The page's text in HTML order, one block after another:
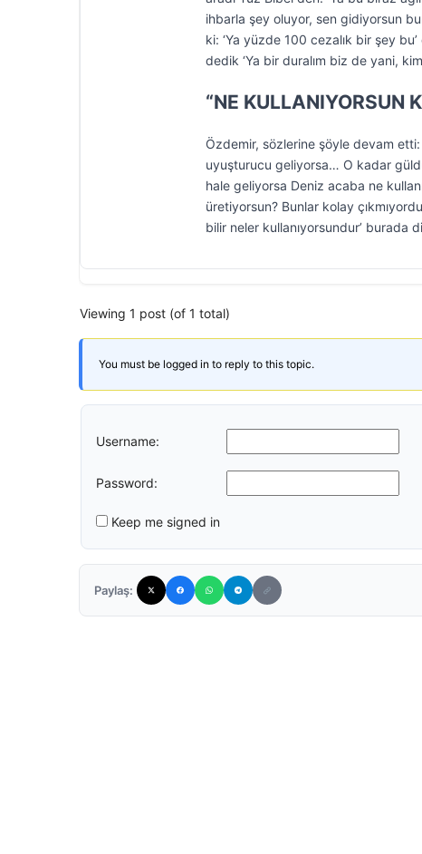
ihbarla şey oluyor, sen gidiyorsun
ki: ‘Ya yüzde 100 cezalık bir şey bu’
dedik ‘Ya bir duralım biz de yani,
“NE KULLANIYORSUN
Özdemir, sözlerine şöyle devam
uyuşturucu geliyorsa… O kadar
hale geliyorsa Deniz acaba ne
üretiyorsun? Bunlar kolay
bilir neler kullanıyorsundur’ burada
Viewing 1 post (of 1 total)
You must be logged in to reply to this topic.
Username:
Password:
Keep me signed in
Paylaş: